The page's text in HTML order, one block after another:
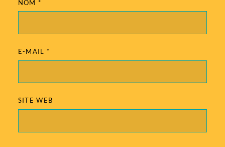
NOM*
E-MAIL *
SITE WEB